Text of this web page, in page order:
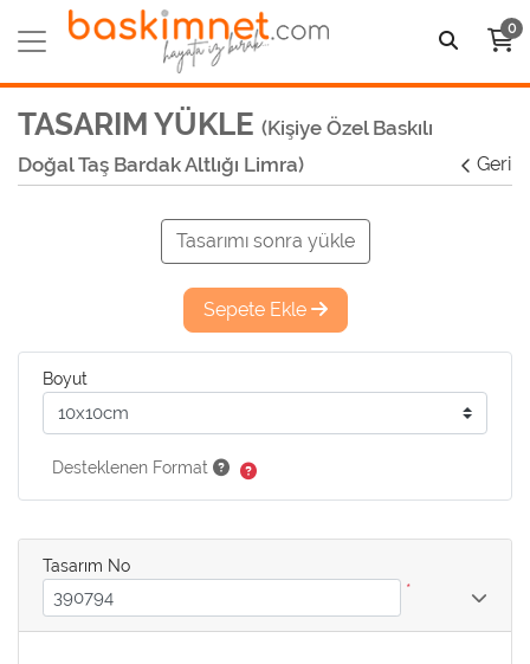
0
TASARIM YÜKLE (Kişiye Özel Baskılı
Doğal Taş Bardak Altlığı Limra)
Geri
Tasarımı sonra yükle
Sepete Ekle
Boyut
Desteklenen Format
Tasarım No
*